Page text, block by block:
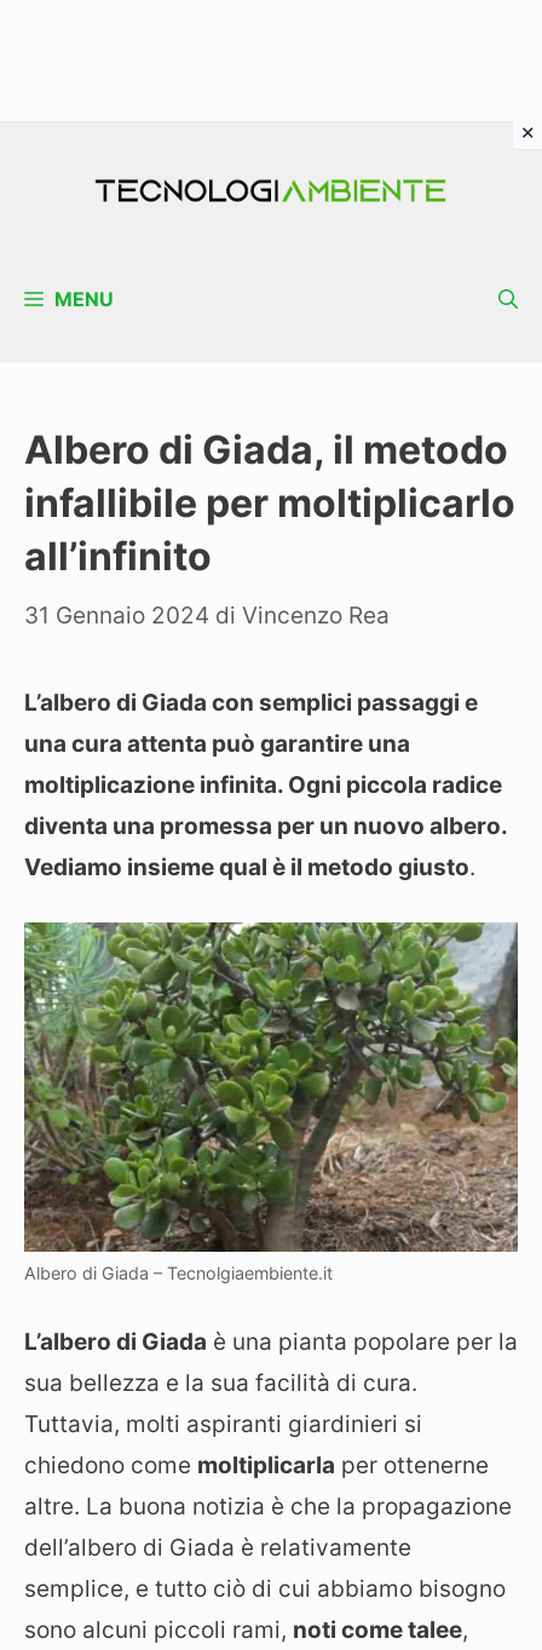
MENU
Albero di Giada, il metodo
infallibile per moltiplicarlo
all’infinito
31 Gennaio 2024 di Vincenzo Rea
L’albero di Giada con semplici passaggi e
una cura attenta può garantire una
moltiplicazione infinita. Ogni piccola radice
diventa una promessa per un nuovo albero.
Vediamo insieme qual è il metodo giusto.
Albero di Giada – Tecnolgiaembiente.it
L’albero di Giada è una pianta popolare per la
sua bellezza e la sua facilità di cura.
Tuttavia, molti aspiranti giardinieri si
chiedono come moltiplicarla per ottenerne
altre. La buona notizia è che la propagazione
dell’albero di Giada è relativamente
semplice, e tutto ciò di cui abbiamo bisogno
sono alcuni piccoli rami, noti come talee,